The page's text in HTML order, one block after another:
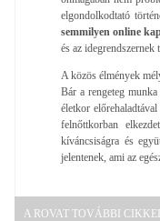
elgondolkodtató
semmilyen online
és az idegrendszernek
A közös élmények
Bár a rengeteg
életkor
felnőttkorban
kíváncsiságra és
jelentenek, ami az
A ROVAT TOVÁBBI CIKKEI